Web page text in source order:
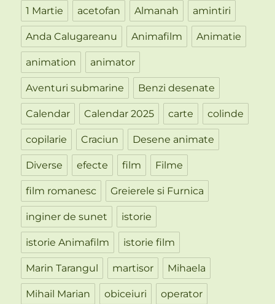
1 Martie acetofan Almanah amintiri
Anda Calugareanu Animafilm Animatie
animation animator
Aventuri submarine Benzi desenate
Calendar Calendar 2025 carte colinde
copilarie Craciun Desene animate
Diverse efecte film Filme
film romanesc Greierele si Furnica
inginer de sunet istorie
istorie Animafilm istorie film
Marin Tarangul martisor Mihaela
Mihail Marian obiceiuri operator